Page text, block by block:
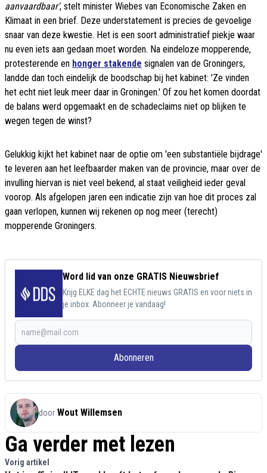
aanvaardbaar', stelt minister Wiebes van Economische Zaken en
Klimaat in een brief. Deze understatement is precies de gevoelige
snaar van deze kwestie. Het is een soort administratief piekje waar
nu even iets aan gedaan moet worden. Na eindeloze mopperende,
protesterende en honger stakende signalen van de Groningers,
landde dan toch eindelijk de boodschap bij het kabinet: 'Ze vinden
het echt niet leuk meer daar in Groningen.' Of zou het komen doordat
de balans werd opgemaakt en de schadeclaims niet op blijken te
wegen tegen de winst?
Gelukkig kijkt het kabinet naar de optie om 'een substantiële bijdrage'
te leveren aan het leefbaarder maken van de provincie, maar over de
invulling hiervan is niet veel bekend, al staat veiligheid ieder geval
voorop. Als afgelopen jaren een indicatie zijn van hoe dit proces zal
gaan verlopen, kunnen wij rekenen op nog meer (terecht)
mopperende Groningers.
Word lid van onze GRATIS Nieuwsbrief
Krijg ELKE dag het ECHTE nieuws GRATIS en voor niets in
je inbox. Abonneer je vandaag!
Abonneren
door Wout Willemsen
Ga verder met lezen
Vorig artikel